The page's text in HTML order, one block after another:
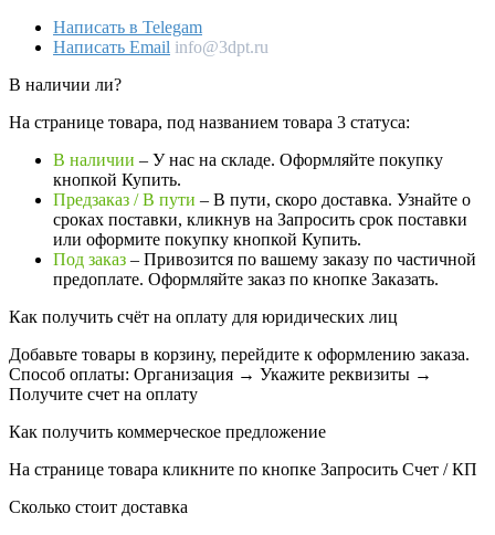
Написать в Telegam
Написать Email info@3dpt.ru
В наличии ли?
На странице товара, под названием товара 3 статуса:
В наличии – У нас на складе. Оформляйте покупку
кнопкой Купить.
Предзаказ / В пути – В пути, скоро доставка. Узнайте о
сроках поставки, кликнув на Запросить cрок поставки
или оформите покупку кнопкой Купить.
Под заказ – Привозится по вашему заказу по частичной
предоплате. Оформляйте заказ по кнопке Заказать.
Как получить счёт на оплату для юридических лиц
Добавьте товары в корзину, перейдите к оформлению заказа.
Способ оплаты: Организация → Укажите реквизиты →
Получите счет на оплату
Как получить коммерческое предложение
На странице товара кликните по кнопке Запросить Счет / КП
Сколько стоит доставка